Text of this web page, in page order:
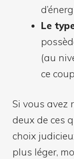
Le
(au
ce
Si vous avez
deux de ces
choix
plus léger,